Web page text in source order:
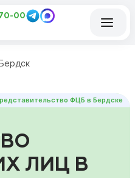
00
ФЦБ в Бердске
ЛИЦ В